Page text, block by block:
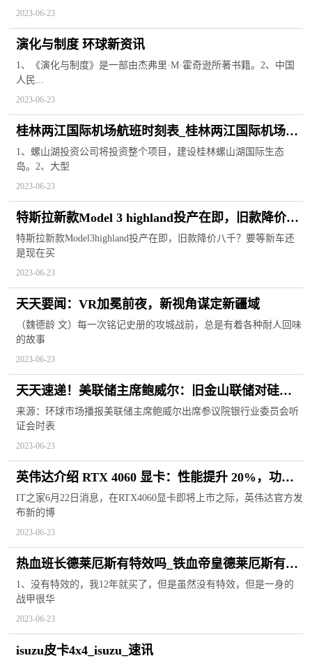
2023-06-23
演化与制度 环球新资讯
1、《演化与制度》是一部由杰弗里·M·霍奇逊所著书籍。2、中国
人民...
2023-06-23
桂林两江国际机场航班时刻表_桂林两江国际机场附
近有什么景点
1、螺山湖投资公司将投资整个项目，建设桂林螺山湖国际生态
岛。2、大型
2023-06-23
特斯拉新款Model 3 highland投产在即，旧款降价八
千？等还是冲|天天新动态
特斯拉新款Model3highland投产在即，旧款降价八千？要等新车还
是现在买
2023-06-23
天天要闻：VR加冕前夜，新视角谋定新疆域
（魏德龄 文）每一次铭记史册的攻城战前，总是有着各种耐人回味
的故事
2023-06-23
天天速递！美联储主席鲍威尔：旧金山联储对硅谷
银行事件的处理不够有力，联储委员会也有失误
来源：环球市场播报美联储主席鲍威尔出席参议院银行业委员会听
证会时表
2023-06-23
英伟达介绍 RTX 4060 显卡：性能提升 20%，功耗 /
温度更低 今日看点
IT之家6月22日消息，在RTX4060显卡即将上市之际，英伟达官方发
布新的博
2023-06-23
热血班长德莱厄斯有特效吗_铁血帝皇德莱厄斯有特
效-全球观速讯
1、没有特效的，我12年就买了，但是虽然没有特效，但是一身的
战甲很华
2023-06-23
isuzu皮卡4x4_isuzu_速讯